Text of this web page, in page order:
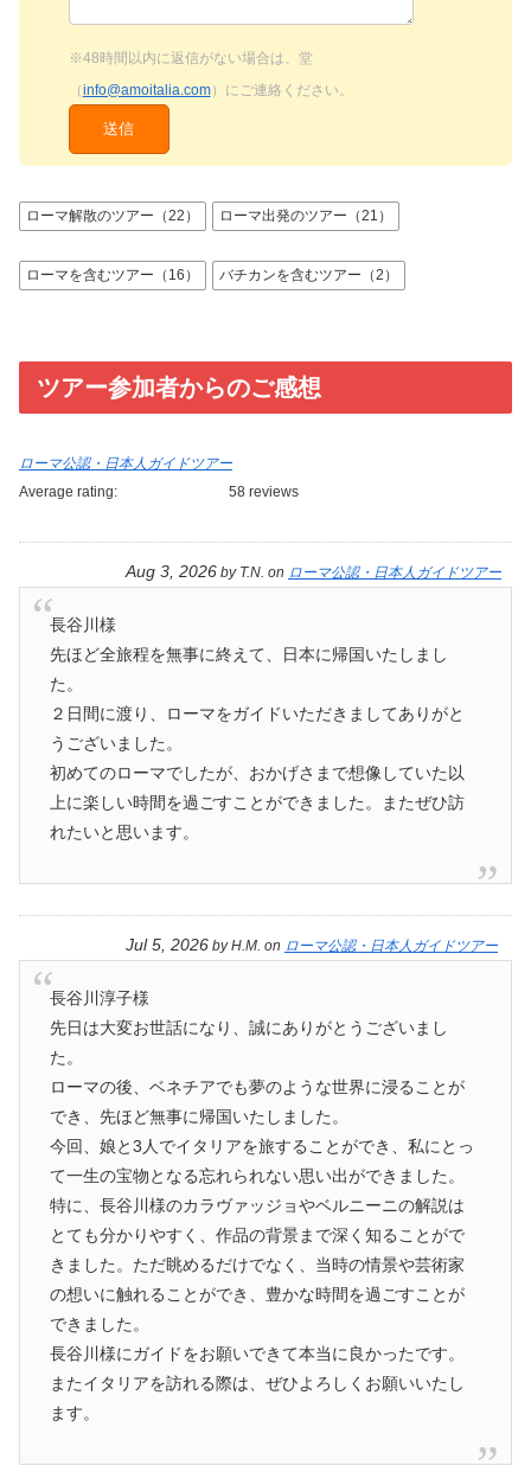
※48時間以内に返信がない場合は、堂
（info@amoitalia.com）にご連絡ください。
ローマ解散のツアー（22） ローマ出発のツアー（21）
ローマを含むツアー（16） バチカンを含むツアー（2）
ツアー参加者からのご感想
ローマ公認・日本人ガイドツアー
Average rating:
58 reviews
Aug 3, 2026 by T.N. on ローマ公認・日本人ガイドツアー
長谷川様
先ほど全旅程を無事に終えて、日本に帰国いたしまし
た。
２日間に渡り、ローマをガイドいただきましてありがと
うございました。
初めてのローマでしたが、おかげさまで想像していた以
上に楽しい時間を過ごすことができました。またぜひ訪
れたいと思います。
Jul 5, 2026 byH.M. on ローマ公認・日本人ガイドツアー
長谷川淳子様
先日は大変お世話になり、誠にありがとうございまし
た。
ローマの後、ベネチアでも夢のような世界に浸ることが
でき、先ほど無事に帰国いたしました。
今回、娘と3人でイタリアを旅することができ、私にとっ
て一生の宝物となる忘れられない思い出ができました。
特に、長谷川様のカラヴァッジョやベルニーニの解説は
とても分かりやすく、作品の背景まで深く知ることがで
きました。ただ眺めるだけでなく、当時の情景や芸術家
の想いに触れることができ、豊かな時間を過ごすことが
できました。
長谷川様にガイドをお願いできて本当に良かったです。
またイタリアを訪れる際は、ぜひよろしくお願いいたし
ます。